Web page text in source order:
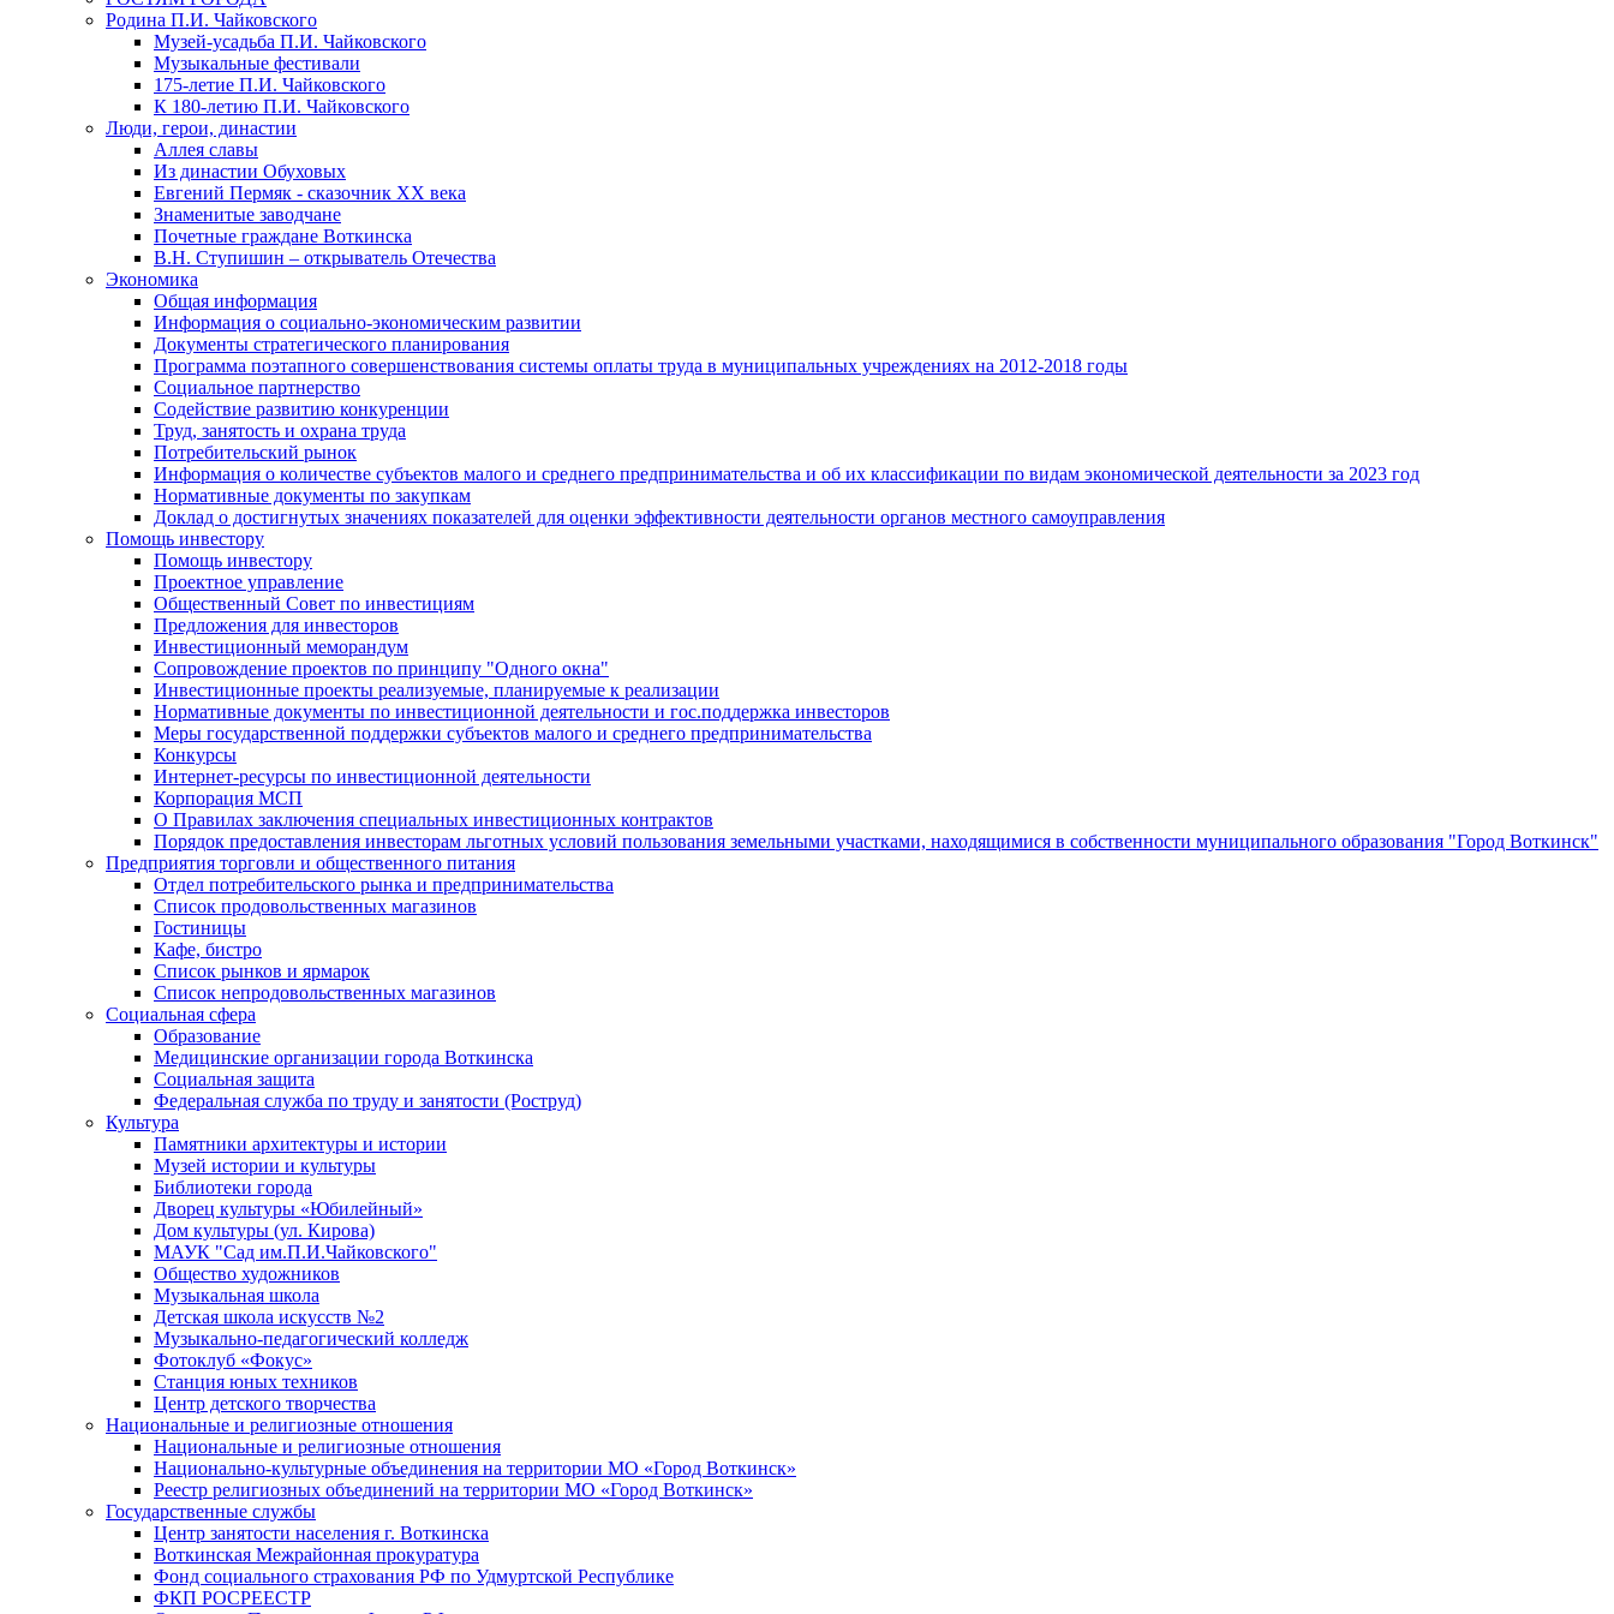
Родина П.И. Чайковского
Музей-усадьба П.И. Чайковского
Музыкальные фестивали
175-летие П.И. Чайковского
К 180-летию П.И. Чайковского
Люди, герои, династии
Аллея славы
Из династии Обуховых
Евгений Пермяк - сказочник XX века
Знаменитые заводчане
Почетные граждане Воткинска
В.Н. Ступишин – открыватель Отечества
Экономика
Общая информация
Информация о социально-экономическим развитии
Документы стратегического планирования
Программа поэтапного совершенствования системы оплаты труда в муниципальных учреждениях на 2012-2018 годы
Социальное партнерство
Содействие развитию конкуренции
Труд, занятость и охрана труда
Потребительский рынок
Информация о количестве субъектов малого и среднего предпринимательства и об их классификации по видам экономической деятельности за 2023 год
Нормативные документы по закупкам
Доклад о достигнутых значениях показателей для оценки эффективности деятельности органов местного самоуправления
Помощь инвестору
Помощь инвестору
Проектное управление
Общественный Совет по инвестициям
Предложения для инвесторов
Инвестиционный меморандум
Сопровождение проектов по принципу "Oдного окна"
Инвестиционные проекты реализуемые, планируемые к реализации
Нормативные документы по инвестиционной деятельности и гос.поддержка инвесторов
Меры государственной поддержки субъектов малого и среднего предпринимательства
Конкурсы
Интернет-ресурсы по инвестиционной деятельности
Корпорация МСП
О Правилах заключения специальных инвестиционных контрактов
Порядок предоставления инвесторам льготных условий пользования земельными участками, находящимися в собственности муниципального образования "Город Воткинск"
Предприятия торговли и общественного питания
Отдел потребительского рынка и предпринимательства
Список продовольственных магазинов
Гостиницы
Кафе, бистро
Cписок рынков и ярмарок
Список непродовольственных магазинов
Социальная сфера
Образование
Медицинские организации города Воткинска
Социальная защита
Федеральная служба по труду и занятости (Роструд)
Культура
Памятники архитектуры и истории
Музей истории и культуры
Библиотеки города
Дворец культуры «Юбилейный»
Дом культуры (ул. Кирова)
МАУК "Сад им.П.И.Чайковского"
Общество художников
Музыкальная школа
Детская школа искусств №2
Музыкально-педагогический колледж
Фотоклуб «Фокус»
Станция юных техников
Центр детского творчества
Национальные и религиозные отношения
Национальные и религиозные отношения
Национально-культурные объединения на территории МО «Город Воткинск»
Реестр религиозных объединений на территории МО «Город Воткинск»
Государственные службы
Центр занятости населения г. Воткинска
Воткинская Межрайонная прокуратура
Фонд социального страхования РФ по Удмуртской Республике
ФКП РОСРЕЕСТР